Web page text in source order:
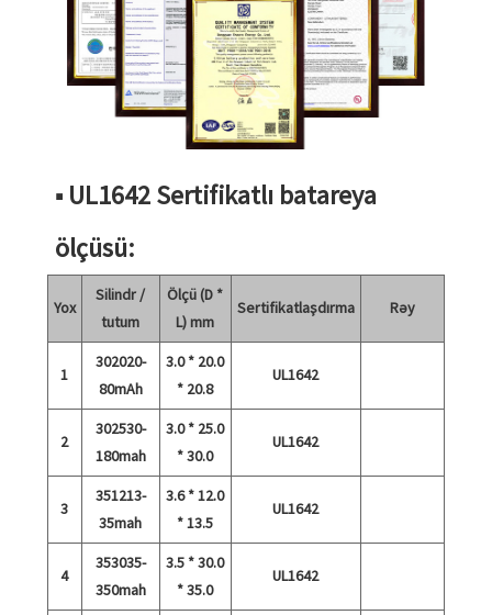
■ UL1642 Sertifikatlı batareya
ölçüsü:
Yox
Silindr /
tutum
Ölçü (D *
L) mm
Sertifikatlaşdırma Rəy
1
302020-
80mAh
3.0 * 20.0
* 20.8
UL1642
2
302530-
180mah
3.0 * 25.0
* 30.0
UL1642
3
351213-
35mah
3.6 * 12.0
* 13.5
UL1642
4
353035-
350mah
3.5 * 30.0
* 35.0
UL1642